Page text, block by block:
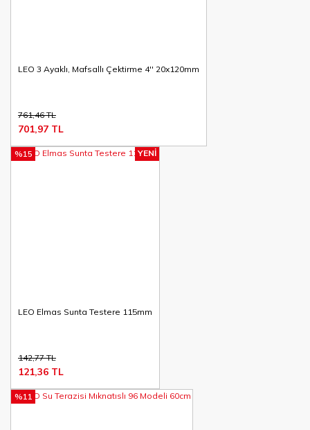
LEO 3 Ayaklı, Mafsallı Çektirme 4'' 20x120mm
761,46 TL
701,97 TL
YENİ
LEO Elmas Sunta Testere 115mm
%15
142,77 TL
121,36 TL
%11